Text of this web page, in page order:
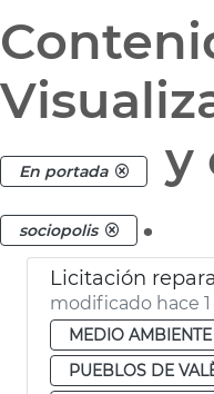
En portada y
sociopolis .
modificado hace
MEDIO AMBIENTE
PUEBLOS DE